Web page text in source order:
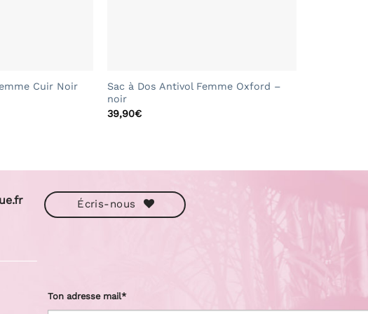
Cuir Noir
Sac à Dos Antivol Femme Oxford –
noir
39,90€
Écris-nous
Ton adresse mail*